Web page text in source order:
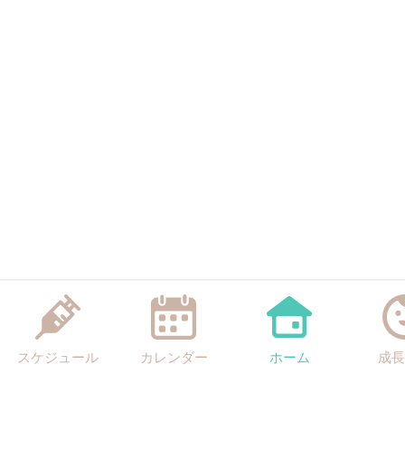
スケジュール カレンダー ホーム 成